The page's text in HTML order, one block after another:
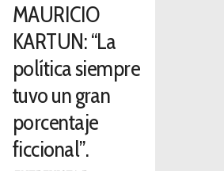
MAURICIO
KARTUN: “La
política siempre
tuvo un gran
porcentaje
ficcional”.